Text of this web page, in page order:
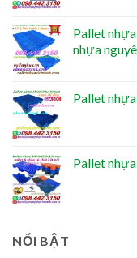
Pallet
nhựa
Pallet
Pallet
NỔI BẬT